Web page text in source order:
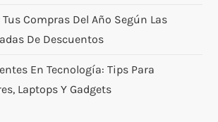
Compras Del Año Según Las
De Descuentos
En Tecnología: Tips Para
Laptops Y Gadgets